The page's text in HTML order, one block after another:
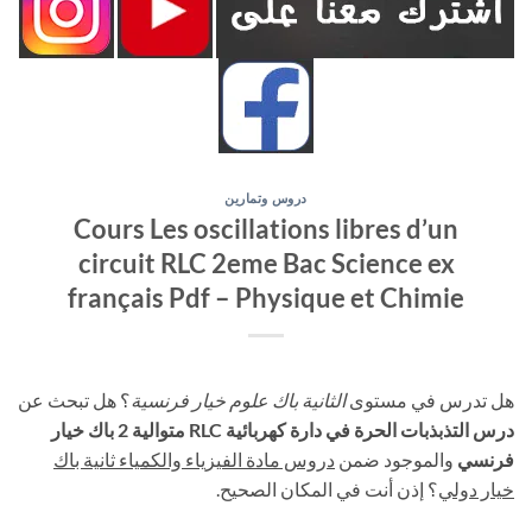
دروس وتمارين
Cours Les oscillations libres d’un
circuit RLC 2eme Bac Science ex
français Pdf – Physique et Chimie
هل تدرس في مستوىالثانية باك علوم خيار فرنسية؟ هل تبحث عن
درس التذبذبات الحرة في دارة كهربائية RLC متوالية 2 باك خيار
فرنسي والموجود ضمن دروس مادة الفيزياء والكمياء ثانية باك
خيار دولي؟ إذن أنت في المكان الصحيح.